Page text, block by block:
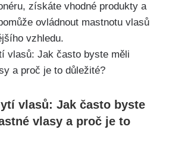
získáte ⁤vhodné produkty a
ovládnout mastnotu⁣ vlasů
vzhledu.
‌vlasů: Jak ⁤často byste
vlasy a proč je‌ to